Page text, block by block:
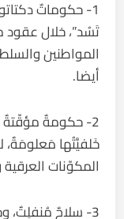
1- حكوماتٌ
تَسُد”، خلال عقود
المواطنين
أيضا.
2- حكومةٌ مؤقّتةٌ
خَلفيَّتُها مَعلومَةٌ،
المكوّنات
3- سلاحٌ